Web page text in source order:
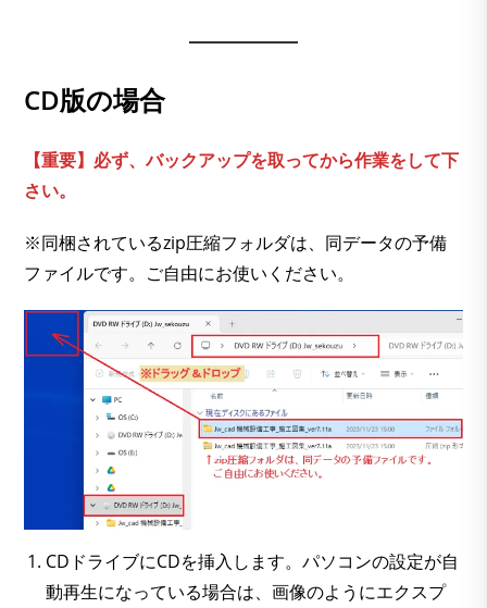
CD版の場合
【重要】必ず、バックアップを取ってから作業をして下
さい。
※同梱されているzip圧縮フォルダは、同データの予備
ファイルです。ご自由にお使いください。
CDドライブにCDを挿入します。パソコンの設定が自
動再生になっている場合は、画像のようにエクスプ